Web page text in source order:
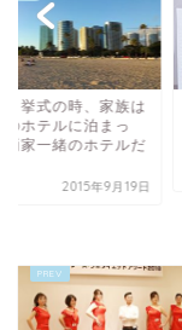
イ挙式の時、家族は
のホテルに泊まっ
両家一緒のホテルだ
2015年9月19日